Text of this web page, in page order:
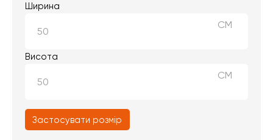
Ширина
СМ
Висота
СМ
Застосувати розмір